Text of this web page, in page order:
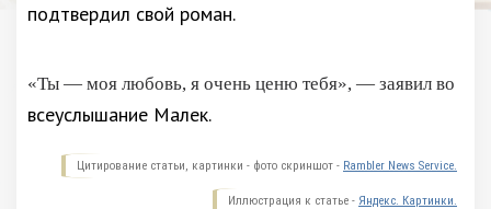
подтвердил свой роман.
«Ты — моя любовь, я очень ценю тебя», — заявил во
всеуслышание Малек.
Цитирование статьи, картинки - фото скриншот - Rambler News Service.
Иллюстрация к статье - Яндекс. Картинки.